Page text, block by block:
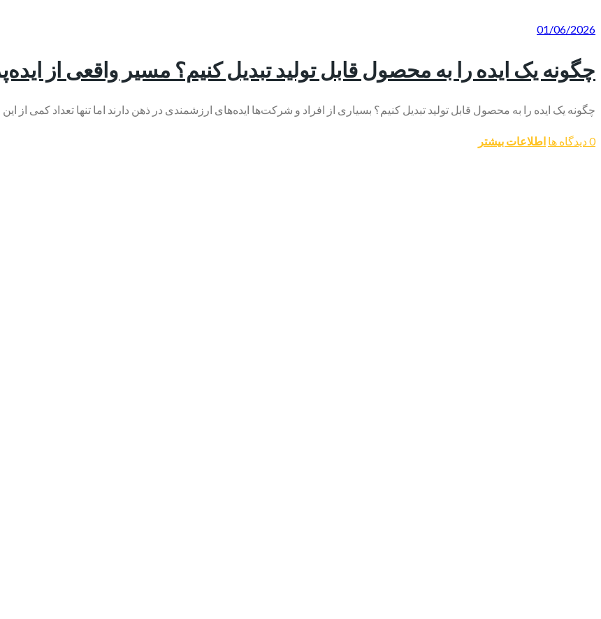
01/06/2026
چگونه یک ایده را به محصول قابل تولید تبدیل کنیم؟ مسیر واقعی از
چگونه یک ایده را به محصول قابل تولید تبدیل کنیم؟ بسیاری از افراد و شرکت‌ها ایده‌های ارزشمندی در ذهن دارند اما تنها تعداد کمی از
0 دیدگاه ها اطلاعات بیشتر